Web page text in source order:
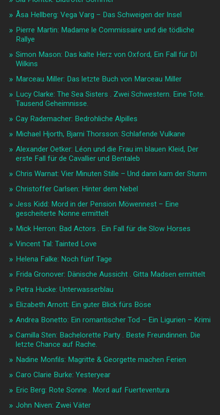
Åsa Hellberg: Vega Varg – Das Schweigen der Insel
Pierre Martin: Madame le Commissaire und die tödliche
Rallye
Simon Mason: Das kalte Herz von Oxford, Ein Fall für DI
Wilkins
Marceau Miller: Das letzte Buch von Marceau Miller
Lucy Clarke: The Sea Sisters . Zwei Schwestern. Eine Tote.
Tausend Geheimnisse.
Cay Rademacher: Bedrohliche Alpilles
Michael Hjorth, Bjarni Thorsson: Schlafende Vulkane
Alexander Oetker: Léon und die Frau im blauen Kleid, Der
erste Fall für de Cavallier und Bentaleb
Chris Warnat: Vier Minuten Stille – Und dann kam der Sturm
Christoffer Carlsen: Hinter dem Nebel
Jess Kidd: Mord in der Pension Möwennest – Eine
gescheiterte Nonne ermittelt
Mick Herron: Bad Actors . Ein Fall für die Slow Horses
Vincent Tal: Tainted Love
Helena Falke: Noch fünf Tage
Frida Gronover: Dänische Aussicht . Gitta Madsen ermittelt
Petra Hucke: Unterwasserblau
Elizabeth Arnott: Ein guter Blick fürs Böse
Andrea Bonetto: Ein romantischer Tod – Ein Ligurien – Krimi
Camilla Sten: Bachelorette Party . Beste Freundinnen. Die
letzte Chance auf Rache.
Nadine Monfils: Magritte & Georgette machen Ferien
Caro Clarie Burke: Yesteryear
Eric Berg: Rote Sonne . Mord auf Fuerteventura
John Niven: Zwei Väter